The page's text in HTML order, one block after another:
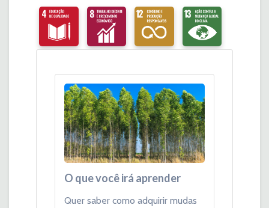
O que você irá aprender
Quer saber como adquirir mudas